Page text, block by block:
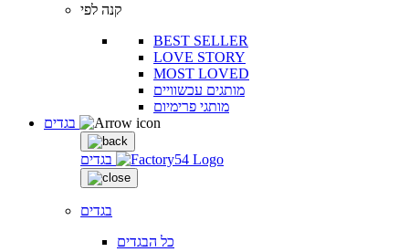
קנה לפי
BEST SELLER
LOVE STORY
MOST LOVED
מותגים עכשוויים
מותגי פרימיום
בגדים
בגדים
כל הבגדים